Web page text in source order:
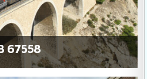
67558